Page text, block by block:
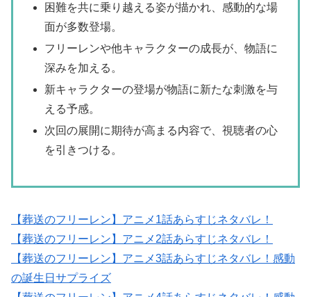
困難を共に乗り越える姿が描かれ、感動的な場
面が多数登場。
フリーレンや他キャラクターの成長が、物語に
深みを加える。
新キャラクターの登場が物語に新たな刺激を与
える予感。
次回の展開に期待が高まる内容で、視聴者の心
を引きつける。
【葬送のフリーレン】アニメ1話あらすじネタバレ！
【葬送のフリーレン】アニメ2話あらすじネタバレ！
【葬送のフリーレン】アニメ3話あらすじネタバレ！感動
の誕生日サプライズ